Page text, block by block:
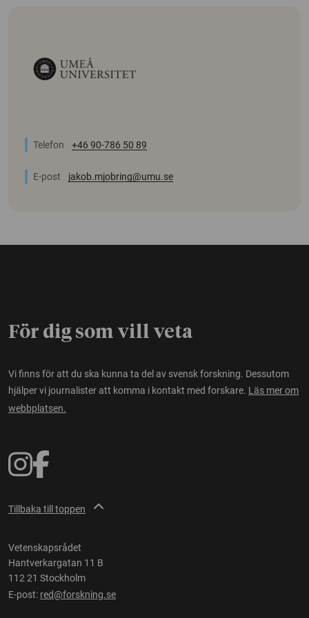
Telefon +46 90-786 50 89
E-post jakob.mjobring@umu.se
För dig som vill veta
Vi finns för att du ska kunna ta del av svensk forskning. Dessutom
hjälper vi journalister att komma i kontakt med forskare. Läs mer om
webbplatsen.
Tillbaka till toppen
Vetenskapsrådet
Hantverkargatan 11 B
112 21 Stockholm
E-post: red@forskning.se